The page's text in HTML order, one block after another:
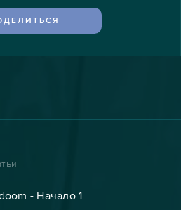
- Начало 1